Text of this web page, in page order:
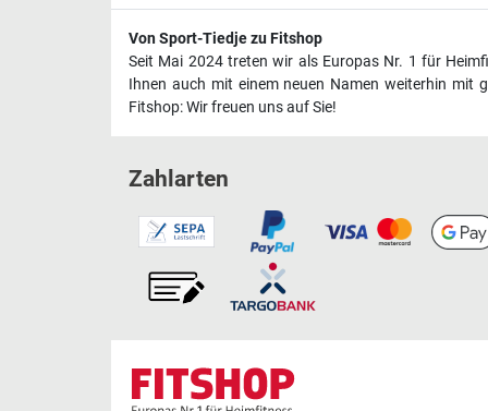
Von Sport-Tiedje zu Fitshop
Seit Mai 2024 treten wir als Europas Nr. 1 für
Ihnen auch mit einem neuen Namen weiterhin mit
Fitshop: Wir freuen uns auf Sie!
Zahlarten